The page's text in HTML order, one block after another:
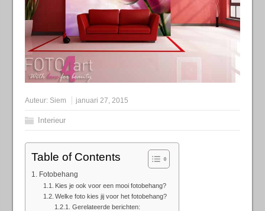
Auteur: Siem januari 27, 2015
Interieur
Table of Contents
Fotobehang
Kies je ook voor een mooi fotobehang?
Welke foto kies jij voor het fotobehang?
Gerelateerde berichten: